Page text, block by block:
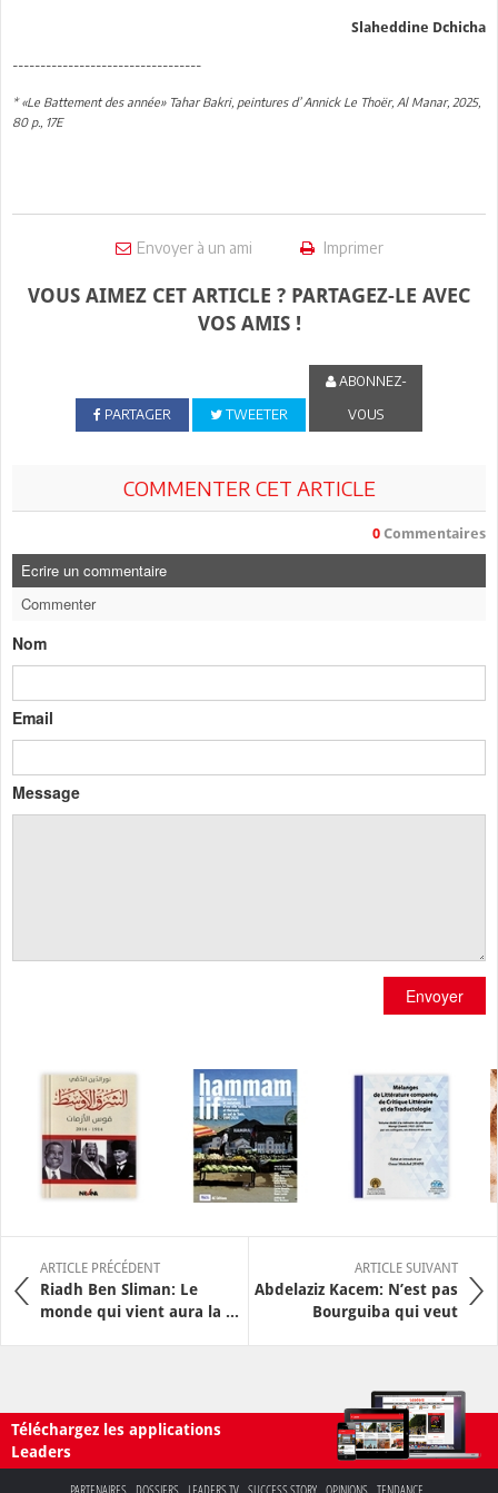
Slaheddine Dchicha
----------------------------------
* «Le Battement des année» Tahar Bakri, peintures d’ Annick Le Thoër, Al Manar, 2025,
80 p., 17E
Envoyer à un ami Imprimer
VOUS AIMEZ CET ARTICLE ? PARTAGEZ-LE AVEC
VOS AMIS !
PARTAGER TWEETER
ABONNEZ-
VOUS
COMMENTER CET ARTICLE
0 Commentaires
Ecrire un commentaire
Commenter
Nom
Email
Message
Envoyer
ARTICLE PRÉCÉDENT
Riadh Ben Sliman: Le
monde qui vient aura la ...
ARTICLE SUIVANT
Abdelaziz Kacem: N’est pas
Bourguiba qui veut
Téléchargez les applications
Leaders